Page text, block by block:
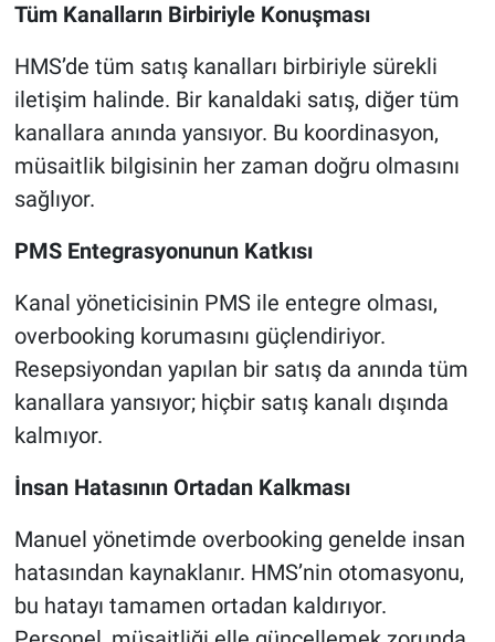
Tüm Kanalların Birbiriyle Konuşması
HMS’de tüm satış kanalları birbiriyle sürekli
iletişim halinde. Bir kanaldaki satış, diğer tüm
kanallara anında yansıyor. Bu koordinasyon,
müsaitlik bilgisinin her zaman doğru olmasını
sağlıyor.
PMS Entegrasyonunun Katkısı
Kanal yöneticisinin PMS ile entegre olması,
overbooking korumasını güçlendiriyor.
Resepsiyondan yapılan bir satış da anında tüm
kanallara yansıyor; hiçbir satış kanalı dışında
kalmıyor.
İnsan Hatasının Ortadan Kalkması
Manuel yönetimde overbooking genelde insan
hatasından kaynaklanır. HMS’nin otomasyonu,
bu hatayı tamamen ortadan kaldırıyor.